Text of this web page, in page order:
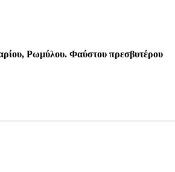
Ρωμύλου. Φαύστου πρεσβυτέρου